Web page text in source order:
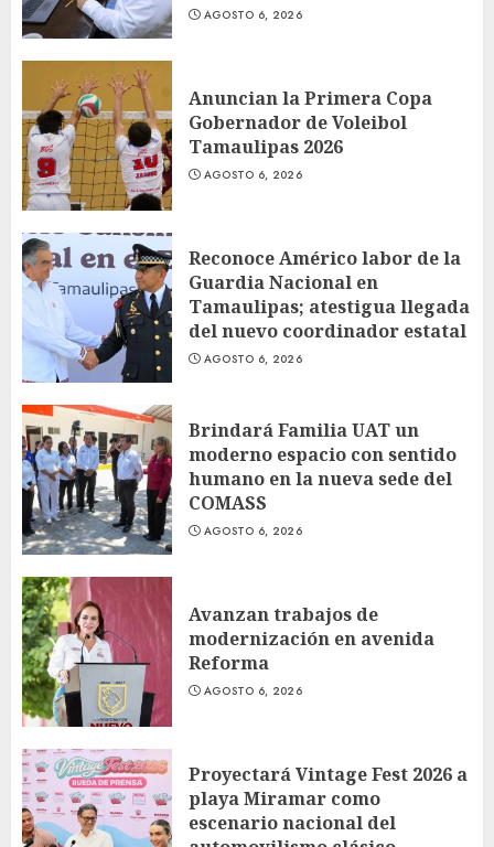
AGOSTO 6, 2026
Anuncian la Primera Copa
Gobernador de Voleibol
Tamaulipas 2026
AGOSTO 6, 2026
Reconoce Américo labor de la
Guardia Nacional en
Tamaulipas; atestigua llegada
del nuevo coordinador estatal
AGOSTO 6, 2026
Brindará Familia UAT un
moderno espacio con sentido
humano en la nueva sede del
COMASS
AGOSTO 6, 2026
Avanzan trabajos de
modernización en avenida
Reforma
AGOSTO 6, 2026
Proyectará Vintage Fest 2026 a
playa Miramar como
escenario nacional del